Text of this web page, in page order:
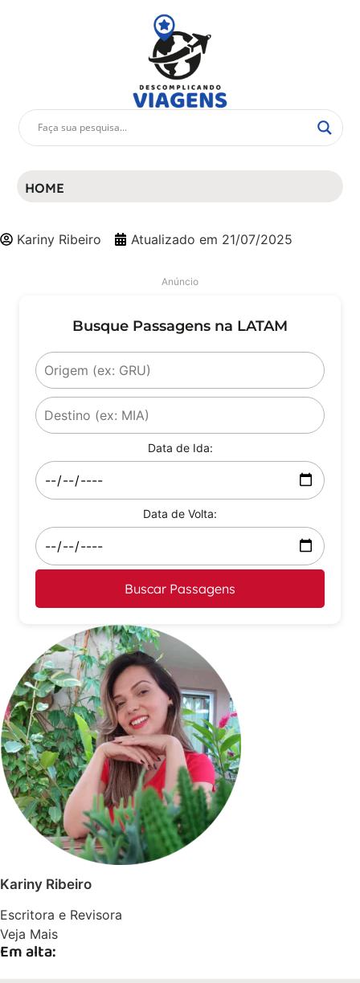
HOME
Kariny Ribeiro Atualizado em 21/07/2025
Anúncio
Busque Passagens na LATAM
Data de Ida:
Data de Volta:
Buscar Passagens
Kariny Ribeiro
Escritora e Revisora
Veja Mais
Em alta: